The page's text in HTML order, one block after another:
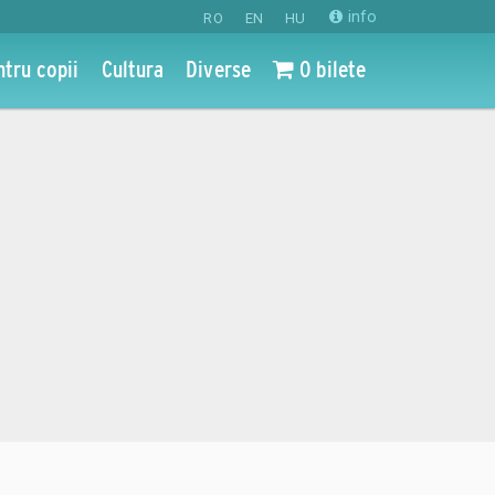
RO EN HU info
copii Cultura Diverse 0 bilete